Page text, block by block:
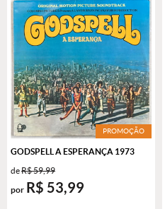
PROMOÇÃO
GODSPELL A ESPERANÇA 1973
deR$ 59,99
por R$ 53,99